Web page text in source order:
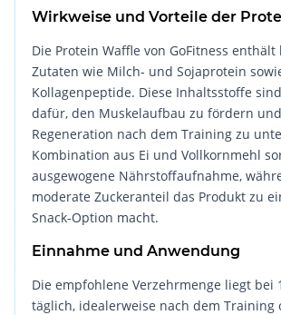
Wirkweise und Vorteile der
Die Protein Waffle von GoFitness
Zutaten wie Milch- und Sojaprotein
Kollagenpeptide. Diese Inhaltsstoffe
dafür, den Muskelaufbau zu fördern
Regeneration nach dem Training zu
Kombination aus Ei und Vollkornmehl
ausgewogene Nährstoffaufnahme,
moderate Zuckeranteil das Produkt zu
Snack-Option macht.
Einnahme und Anwendung
Die empfohlene Verzehrmenge liegt bei
täglich, idealerweise nach dem Training